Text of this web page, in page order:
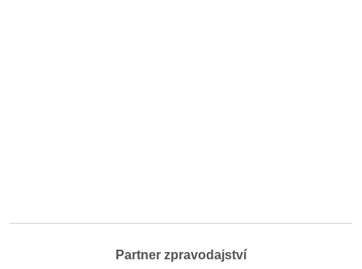
Partner zpravodajství